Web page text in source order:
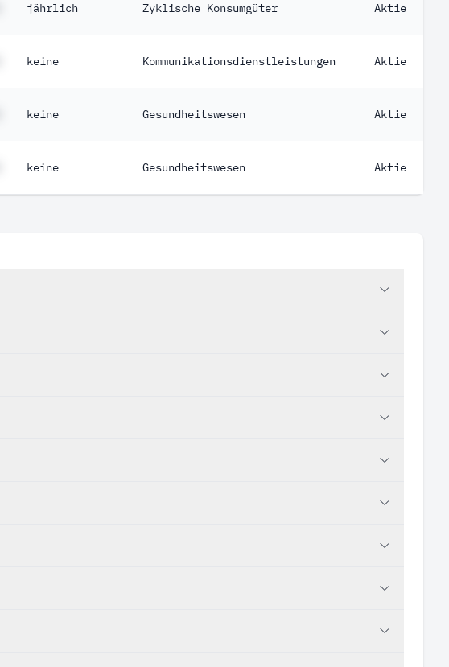
jährlich Zyklische Konsumgüter Aktie
keine Kommunikationsdienstleistungen Aktie
keine Gesundheitswesen Aktie
keine Gesundheitswesen Aktie